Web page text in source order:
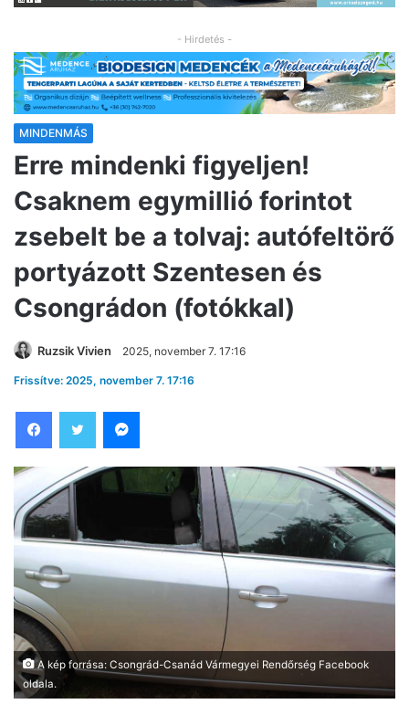
- Hirdetés -
MINDENMÁS
Erre mindenki figyeljen!
Csaknem egymillió forintot
zsebelt be a tolvaj: autófeltörő
portyázott Szentesen és
Csongrádon (fotókkal)
Ruzsik Vivien 2025, november 7. 17:16
Frissítve: 2025, november 7. 17:16
A kép forrása: Csongrád-Csanád Vármegyei Rendőrség Facebook
oldala.